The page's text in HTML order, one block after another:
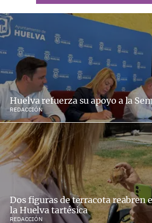
Huelva refuerza su apoyo a la
REDACCIÓN
Dos figuras de terracota reabren
la Huelva tartésica
REDACCIÓN